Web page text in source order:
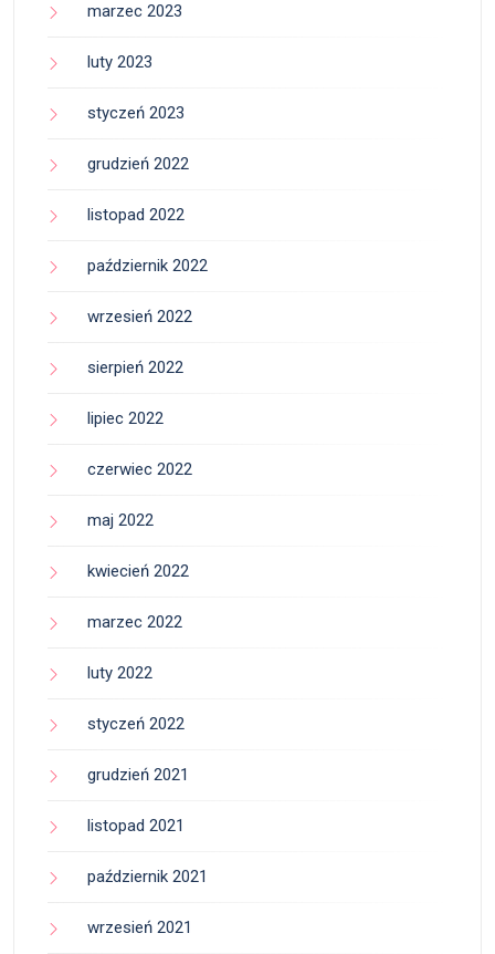
marzec 2023
luty 2023
styczeń 2023
grudzień 2022
listopad 2022
październik 2022
wrzesień 2022
sierpień 2022
lipiec 2022
czerwiec 2022
maj 2022
kwiecień 2022
marzec 2022
luty 2022
styczeń 2022
grudzień 2021
listopad 2021
październik 2021
wrzesień 2021